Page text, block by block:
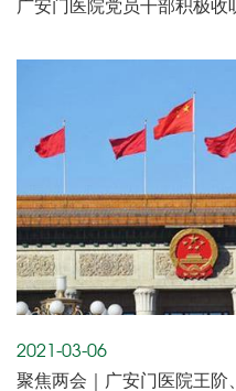
广安门医院党员干部积极收
2021-03-06
聚焦两会｜广安门医院王阶